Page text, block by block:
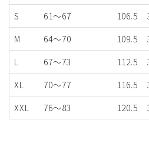
S 61～67 106.5
M
64～70 109.5
L
67～73 112.5
XL
70～77 116.5
XXL
76～83 120.5